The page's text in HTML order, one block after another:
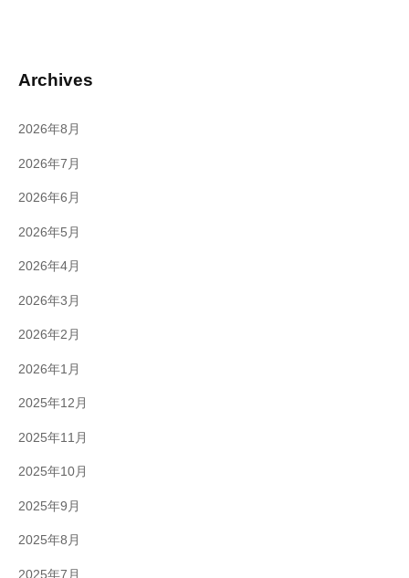
Archives
2026年8月
2026年7月
2026年6月
2026年5月
2026年4月
2026年3月
2026年2月
2026年1月
2025年12月
2025年11月
2025年10月
2025年9月
2025年8月
2025年7月